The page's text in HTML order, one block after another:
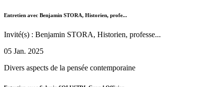
Entretien avec Benjamin STORA, Historien, profe...
Invité(s) : Benjamin STORA, Historien, professe...
05 Jan. 2025
Divers aspects de la pensée contemporaine